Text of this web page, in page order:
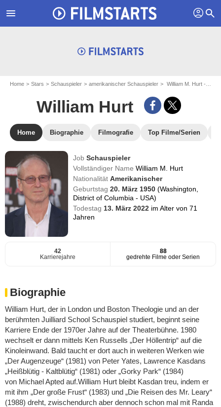
menu profil search
Home Stars Schauspieler amerikanischer Schauspieler William M. Hurt - aka : William Hurt
William Hurt
Home Biographie Filmografie Top Filme/Serien
JobSchauspieler
Vollständiger NameWilliam M. Hurt
NationalitätAmerikanischer
Geburtstag20. März 1950(Washington,
District of Columbia - USA)
Todestag 13. März 2022 im Alter von 71
Jahren
42
Karrierejahre
88
gedrehte Filme oder Serien
Biographie
William Hurt, der in London und Boston Theologie und an der
berühmten Juilliard School Schauspiel studiert, beginnt seine
Karriere Ende der 1970er Jahre auf der Theaterbühne. 1980
wechselt er dann mittels Ken Russells „Der Höllentrip“ auf die
Kinoleinwand. Bald taucht er dort auch in weiteren Werken wie
„Der Augenzeuge“ (1981) von Peter Yates, Lawrence Kasdans
„Heißblütig - Kaltblütig“ (1981) oder „Gorky Park“ (1984)
von Michael Apted auf.William Hurt bleibt Kasdan treu, indem er
mit ihm „Der große Frust“ (1983) und „Die Reisen des Mr. Leary“
(1988) dreht, zwischendurch aber dennoch schon mal mit Randa